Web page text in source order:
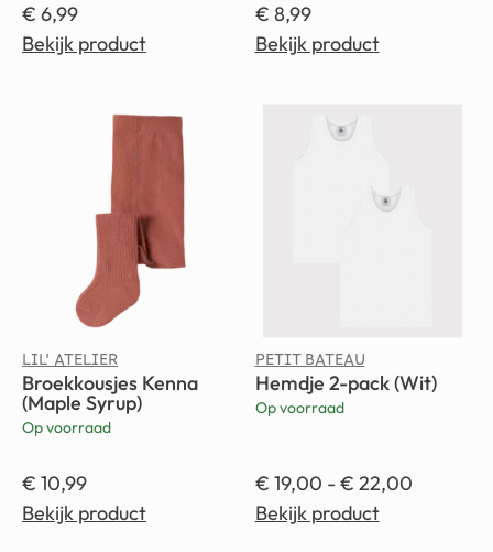
€ 6,99
Bekijk product
€ 8,99
Bekijk product
LIL' ATELIER
Broekkousjes Kenna
(Maple Syrup)
Op voorraad
€ 10,99
Bekijk product
PETIT BATEAU
Hemdje 2-pack (Wit)
Op voorraad
€ 19,00 - € 22,00
Bekijk product